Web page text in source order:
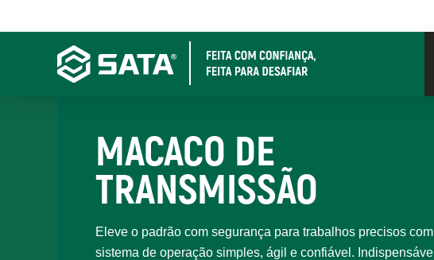
para
MACACO DE
TRANSMISSÃO
Eleve o padrão com segurança para trabalhos precisos com
sistema de operação simples, ágil e confiável. Indispensável